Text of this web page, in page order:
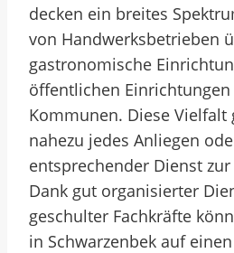
decken ein breites
von Handwerksbetrieben
gastronomische
öffentlichen
Kommunen. Diese
nahezu jedes Anliegen
entsprechender Dienst
Dank gut organisierter
geschulter Fachkräfte
in Schwarzenbek auf